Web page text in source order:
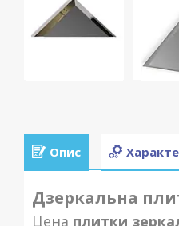
Опис
Дзеркальна
Цена плитки